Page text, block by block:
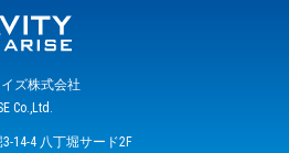
ズ株式会社
Co.,Ltd.
14-4 八丁堀サード2F